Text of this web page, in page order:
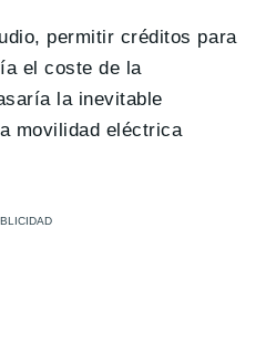
permitir créditos para
el coste de la
la inevitable
movilidad eléctrica